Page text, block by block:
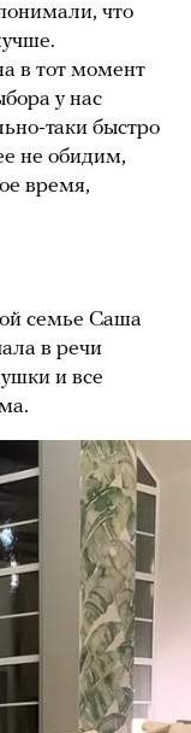
что
в тот момент
у нас
таки быстро
не обидим,
время,
семье Саша
в речи
и все